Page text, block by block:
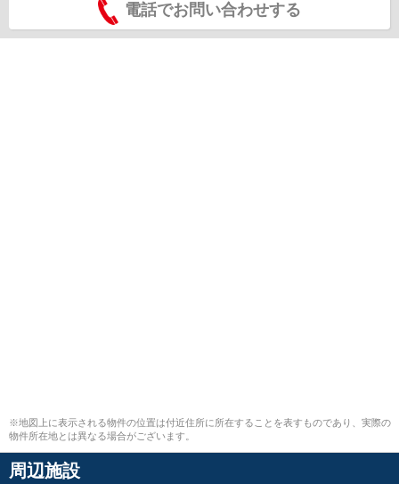
電話でお問い合わせする
※地図上に表示される物件の位置は付近住所に所在することを表すものであり、実際の
物件所在地とは異なる場合がございます。
周辺施設